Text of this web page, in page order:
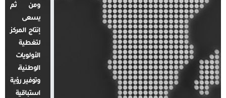
ومن ثم
يسعى
إنتاج المركز
لتغطية
الأولويات
الوطنية،
وتوفير رؤية
استباقية